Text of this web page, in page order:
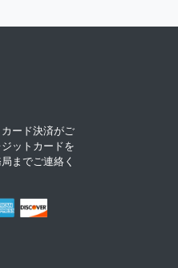
ード決済がご
ットカードを
までご連絡く